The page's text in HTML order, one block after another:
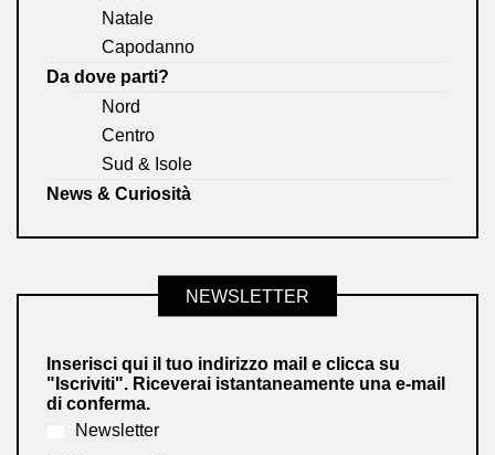
Natale
Capodanno
Da dove parti?
Nord
Centro
Sud & Isole
News & Curiosità
NEWSLETTER
Inserisci qui il tuo indirizzo mail e clicca su
"Iscriviti". Riceverai istantaneamente una e-mail
di conferma.
Newsletter